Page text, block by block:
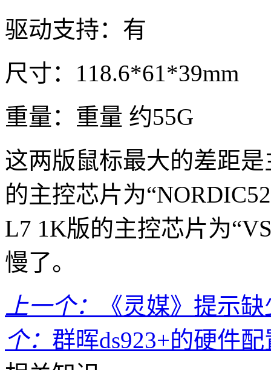
驱动支持：有
尺寸：118.6*61*39mm
重量：重量 约55G
这两版鼠标最大的差距
的主控芯片为
L7 1K版的主控芯片为
慢了。
上一个：
《灵媒》提示
个： 群晖ds923+的硬件